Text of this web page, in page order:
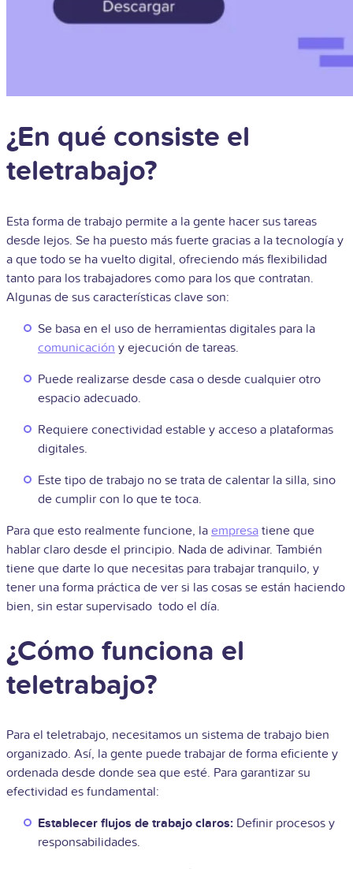
¿En qué consiste el
teletrabajo?
Esta forma de trabajo permite a la gente hacer sus tareas
desde lejos. Se ha puesto más fuerte gracias a la tecnología y
a que todo se ha vuelto digital, ofreciendo más flexibilidad
tanto para los trabajadores como para los que contratan.
Algunas de sus características clave son:
Se basa en el uso de herramientas digitales para la
comunicación y ejecución de tareas.
Puede realizarse desde casa o desde cualquier otro
espacio adecuado.
Requiere conectividad estable y acceso a plataformas
digitales.
Este tipo de trabajo no se trata de calentar la silla, sino
de cumplir con lo que te toca.
Para que esto realmente funcione, la empresa tiene que
hablar claro desde el principio. Nada de adivinar. También
tiene que darte lo que necesitas para trabajar tranquilo, y
tener una forma práctica de ver si las cosas se están haciendo
bien, sin estar supervisado todo el día.
¿Cómo funciona el
teletrabajo?
Para el teletrabajo, necesitamos un sistema de trabajo bien
organizado. Así, la gente puede trabajar de forma eficiente y
ordenada desde donde sea que esté. Para garantizar su
efectividad es fundamental:
Establecer flujos de trabajo claros: Definir procesos y
responsabilidades.